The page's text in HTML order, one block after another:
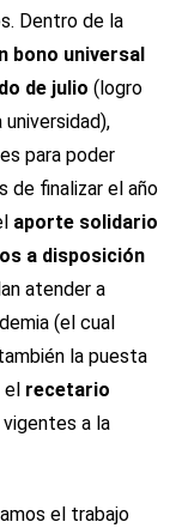
Dentro de la
bono universal
de julio (logro
para poder
de finalizar el año
aporte solidario
a disposición
atender a
(el cual
la puesta
recetario
a la
el trabajo